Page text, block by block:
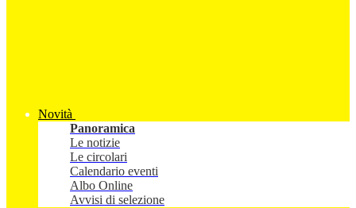
Novità
Panoramica
Le notizie
Le circolari
Calendario eventi
Albo Online
Avvisi di selezione